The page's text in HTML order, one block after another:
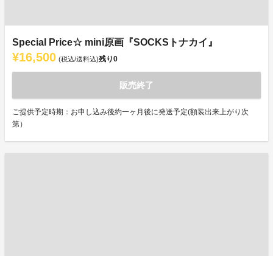
Special Price☆ mini原画『SOCKSトナカイ』
¥16,500 (税込/送料込)残り0
販売終了
ご提供予定時期：お申し込み後約一ヶ月後に発送予定(額装出来上がり次
第）